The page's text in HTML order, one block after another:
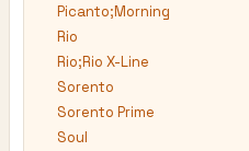
Picanto;Morning
Rio
Rio;Rio X-Line
Sorento
Sorento Prime
Soul